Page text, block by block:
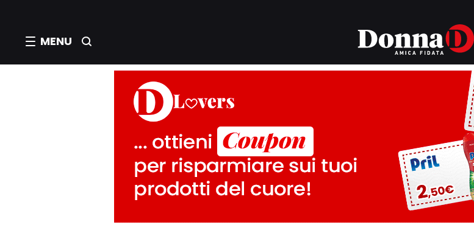
MENU